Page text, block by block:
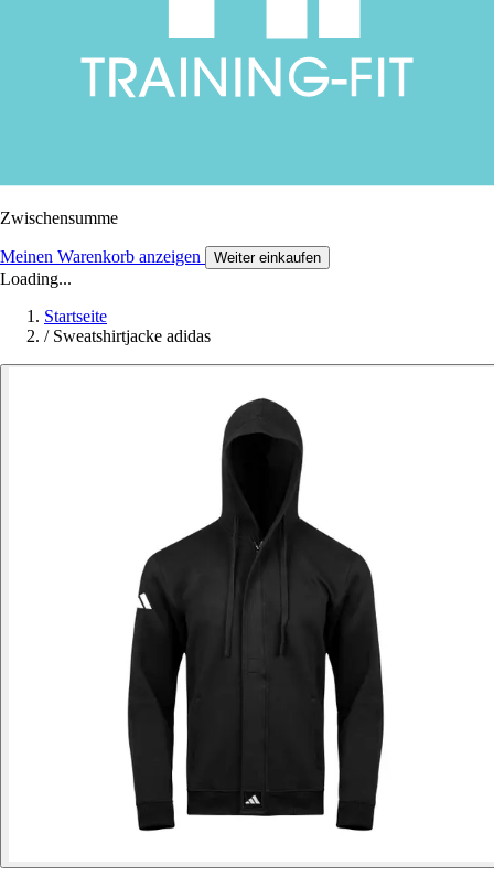
Zwischensumme
Meinen Warenkorb anzeigen Weiter einkaufen
Loading...
Startseite
/ Sweatshirtjacke adidas